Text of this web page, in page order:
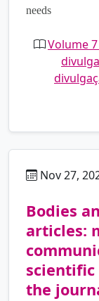
needs
Volume
Nov 27,
Bodies
articles:
the